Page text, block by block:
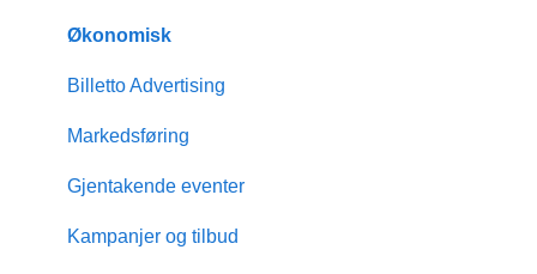
Økonomisk
Billetto Advertising
Markedsføring
Gjentakende eventer
Kampanjer og tilbud